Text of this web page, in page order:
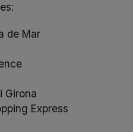
de Mar
Girona
Express